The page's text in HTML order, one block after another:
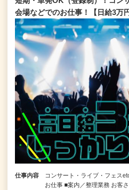
会場などでのお仕事！【日給3万
仕事内容
コンサート・ライブ・フェス
お仕事 ■案内／整理業務 お客